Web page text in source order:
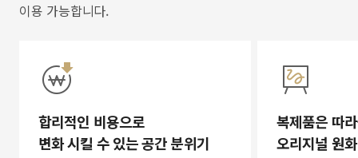
이용 가능합니다.
합리적인 비용으로
변화 시킬 수 있는 공간 분위기
복제품은 따
오리지널 원